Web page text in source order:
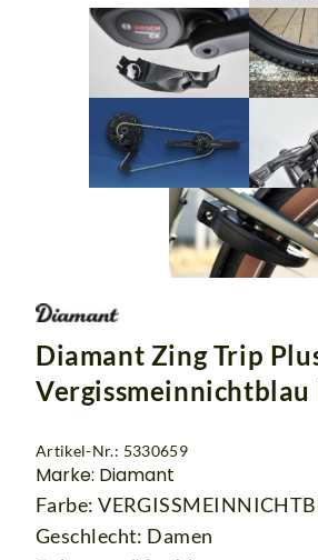
Diamant Zing Trip
Artikel-Nr.: 5330659
Marke: Diamant
Farbe:
Geschlecht: Damen